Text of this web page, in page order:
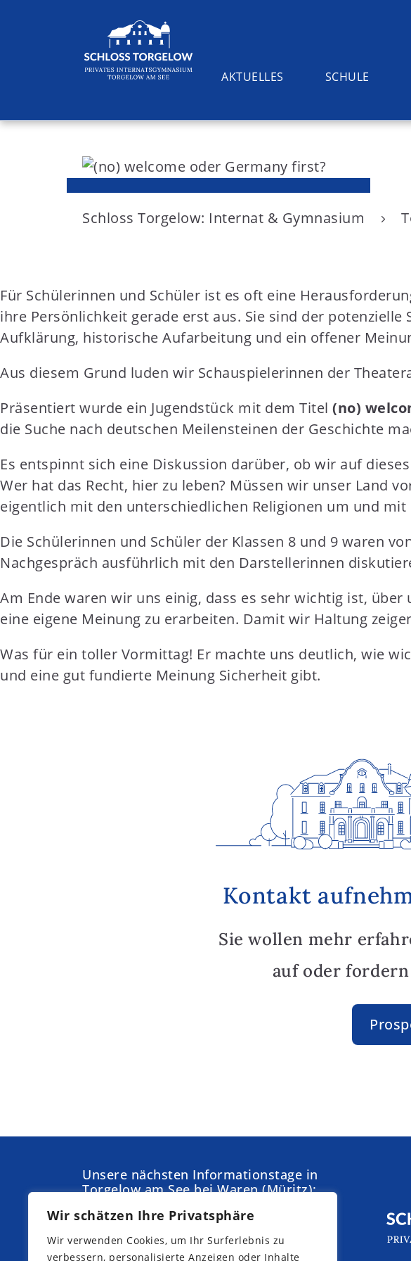
Wir schätzen Ihre Privatsphäre
Wir verwenden Cookies, um Ihr Surferlebnis zu
verbessern, personalisierte Anzeigen oder Inhalte
S
n
t
e
t
AKTUELLES SCHULE
Suchen
Schloss Torgelow: Internat & Gymnasium
Für Schülerinnen und Schüler ist es oft eine
ihre Persönlichkeit gerade erst aus. Sie sind der
Aufklärung, historische Aufarbeitung und ein offener
Aus diesem Grund luden wir Schauspielerinnen der
Präsentiert wurde ein Jugendstück mit dem Titel (no)
die Suche nach deutschen Meilensteinen der Geschichte
Es entspinnt sich eine Diskussion darüber, ob wir auf
Wer hat das Recht, hier zu leben? Müssen wir unser Land
eigentlich mit den unterschiedlichen Religionen um und
Die Schülerinnen und Schüler der Klassen 8 und 9 waren
Nachgespräch ausführlich mit den Darstellerinnen
Am Ende waren wir uns einig, dass es sehr wichtig ist,
eine eigene Meinung zu erarbeiten. Damit wir Haltung
Was für ein toller Vormittag! Er machte uns deutlich, wie
und eine gut fundierte Meinung Sicherheit gibt.
Kontakt
Sie wollen mehr
auf oder
Unsere nächsten Informationstage in
Torgelow am See bei Waren (Müritz):
Samstag,
05.09.2026
Samstag,
Sonntag,
04.10.2026
Samstag,